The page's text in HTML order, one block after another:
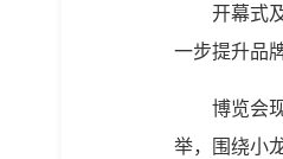
开幕式
一步提升品
博览会
举，围绕小